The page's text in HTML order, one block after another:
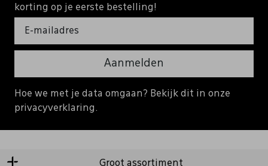
korting op je eerste bestelling!
Aanmelden
Hoe we met je data omgaan? Bekijk dit in onze
privacyverklaring.
Groot assortiment